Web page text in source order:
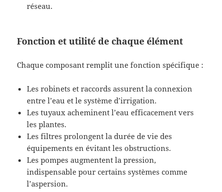
réseau.
Fonction et utilité de chaque élément
Chaque composant remplit une fonction spécifique :
Les robinets et raccords assurent la connexion
entre l’eau et le système d’irrigation.
Les tuyaux acheminent l’eau efficacement vers
les plantes.
Les filtres prolongent la durée de vie des
équipements en évitant les obstructions.
Les pompes augmentent la pression,
indispensable pour certains systèmes comme
l’aspersion.